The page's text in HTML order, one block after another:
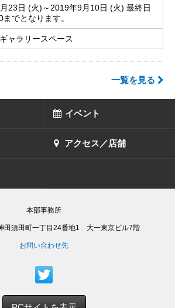
23日 (火)～2019年9月10日 (火) 最終日
でとなります。
ャラリースペース
一覧を見る
イベント
アクセス／店舗
本部事務所
田須田町一丁目24番地1 大一東京ビル7階
お問い合わせ先